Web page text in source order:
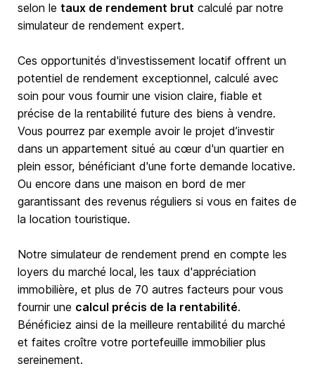
selon le taux de rendement brut calculé par notre
simulateur de rendement expert.
Ces opportunités d'investissement locatif offrent un
potentiel de rendement exceptionnel, calculé avec
soin pour vous fournir une vision claire, fiable et
précise de la rentabilité future des biens à vendre.
Vous pourrez par exemple avoir le projet d’investir
dans un appartement situé au cœur d'un quartier en
plein essor, bénéficiant d'une forte demande locative.
Ou encore dans une maison en bord de mer
garantissant des revenus réguliers si vous en faites de
la location touristique.
Notre simulateur de rendement prend en compte les
loyers du marché local, les taux d'appréciation
immobilière, et plus de 70 autres facteurs pour vous
fournir une calcul précis de la rentabilité.
Bénéficiez ainsi de la meilleure rentabilité du marché
et faites croître votre portefeuille immobilier plus
sereinement.